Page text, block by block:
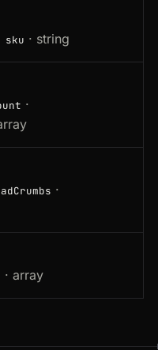
sku · string
·
·
· array